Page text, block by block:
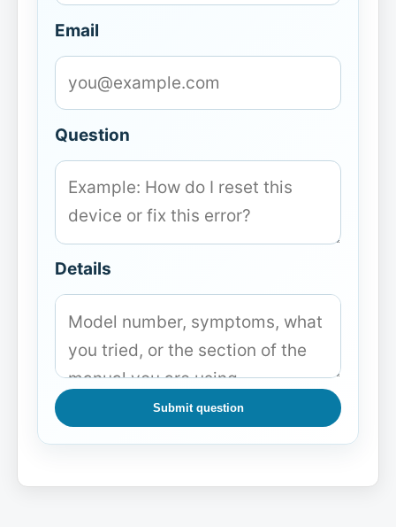
Email
Question
Details
Submit question